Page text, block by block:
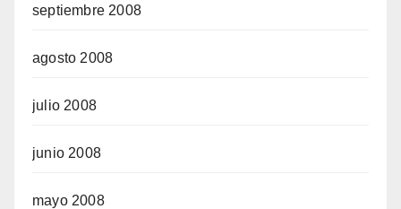
septiembre 2008
agosto 2008
julio 2008
junio 2008
mayo 2008